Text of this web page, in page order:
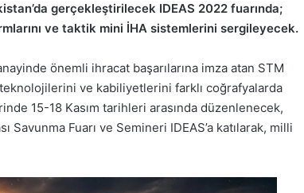
gerçekleştirilecek IDEAS 2022 fuarında;
ve taktik mini İHA sistemlerini sergileyecek.
önemli ihracat başarılarına imza atan STM
ve kabiliyetlerini farklı coğrafyalarda
15-18 Kasım tarihleri arasında düzenlenecek,
Savunma Fuarı ve Semineri IDEAS’a katılarak, milli